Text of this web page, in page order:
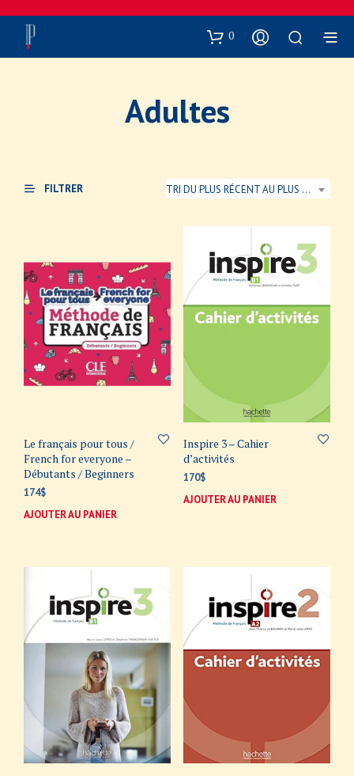
0
Adultes
FILTRER TRI DU PLUS RÉCENT AU PLUS ANCIEN
Le français pour tous /
French for everyone –
Débutants / Beginners
174$
AJOUTER AU PANIER
Inspire 3 – Cahier
d’activités
170$
AJOUTER AU PANIER